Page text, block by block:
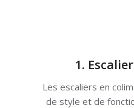
1.
Les escaliers en
de style et de